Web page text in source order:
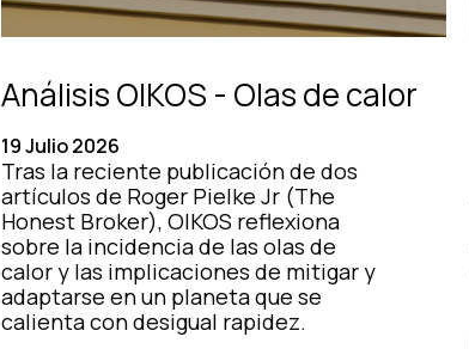
Análisis OIKOS - Olas de calor
19 Julio 2026
Tras la reciente publicación de dos
artículos de Roger Pielke Jr (The
Honest Broker), OIKOS reflexiona
sobre la incidencia de las olas de
calor y las implicaciones de mitigar y
adaptarse en un planeta que se
calienta con desigual rapidez.